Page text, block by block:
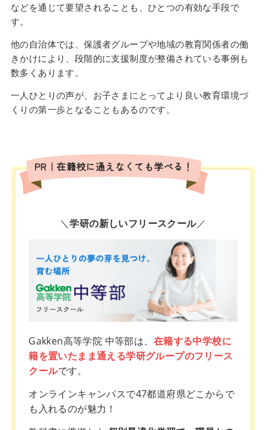
などを通じて要望されることも、ひとつの有効な手段で
す。
他の自治体では、保護者グループや地域の教育関係者の働
きかけにより、段階的に支援制度が整備されている事例も
数多くあります。
一人ひとりの声が、お子さまにとってより良い教育環境づ
くりの第一歩となることもあるのです。
PR｜在籍校に通えなくても学べる！
＼学研の新しいフリースクール／
Gakken高等学院 中等部は、 在籍する中学校に
籍を置いたまま通える学研グループのフリース
クールです。
オンラインキャンパスで47都道府県どこからで
も入れるのが魅力！